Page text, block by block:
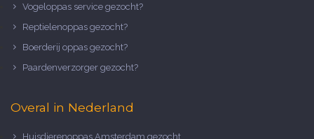
Vogeloppas service gezocht?
Reptielenoppas gezocht?
Boerderij oppas gezocht?
Paardenverzorger gezocht?
Overal in Nederland
Huisdierenoppas Amsterdam gezocht